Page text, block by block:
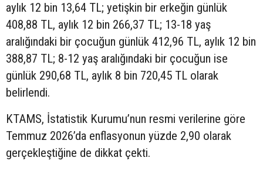
aylık 12 bin 13,64 TL; yetişkin bir erkeğin günlük
408,88 TL, aylık 12 bin 266,37 TL; 13-18 yaş
aralığındaki bir çocuğun günlük 412,96 TL, aylık 12 bin
388,87 TL; 8-12 yaş aralığındaki bir çocuğun ise
günlük 290,68 TL, aylık 8 bin 720,45 TL olarak
belirlendi.
KTAMS, İstatistik Kurumu’nun resmi verilerine göre
Temmuz 2026’da enflasyonun yüzde 2,90 olarak
gerçekleştiğine de dikkat çekti.